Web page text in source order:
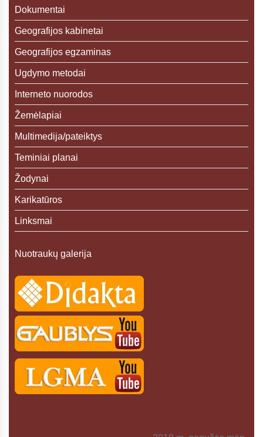
Dokumentai
Geografijos kabinetai
Geografijos egzaminas
Ugdymo metodai
Interneto nuorodos
Žemėlapiai
Multimedija/pateiktys
Teminiai planai
Žodynai
Karikatūros
Linksmai
Nuotraukų galerija